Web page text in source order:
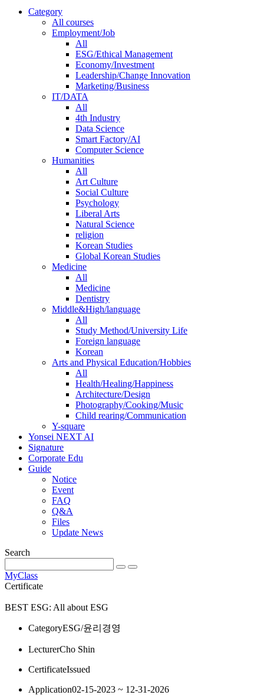
Category
All courses
Employment/Job
All
ESG/Ethical Management
Economy/Investment
Leadership/Change Innovation
Marketing/Business
IT/DATA
All
4th Industry
Data Science
Smart Factory/AI
Computer Science
Humanities
All
Art Culture
Social Culture
Psychology
Liberal Arts
Natural Science
religion
Korean Studies
Global Korean Studies
Medicine
All
Medicine
Dentistry
Middle&High/language
All
Study Method/University Life
Foreign language
Korean
Arts and Physical Education/Hobbies
All
Health/Healing/Happiness
Architecture/Design
Photography/Cooking/Music
Child rearing/Communication
Y-square
Yonsei NEXT AI
Signature
Corporate Edu
Guide
Notice
Event
FAQ
Q&A
Files
Update News
Search
MyClass
Certificate
BEST ESG: All about ESG
CategoryESG/윤리경영
LecturerCho Shin
CertificateIssued
Application02-15-2023 ~ 12-31-2026